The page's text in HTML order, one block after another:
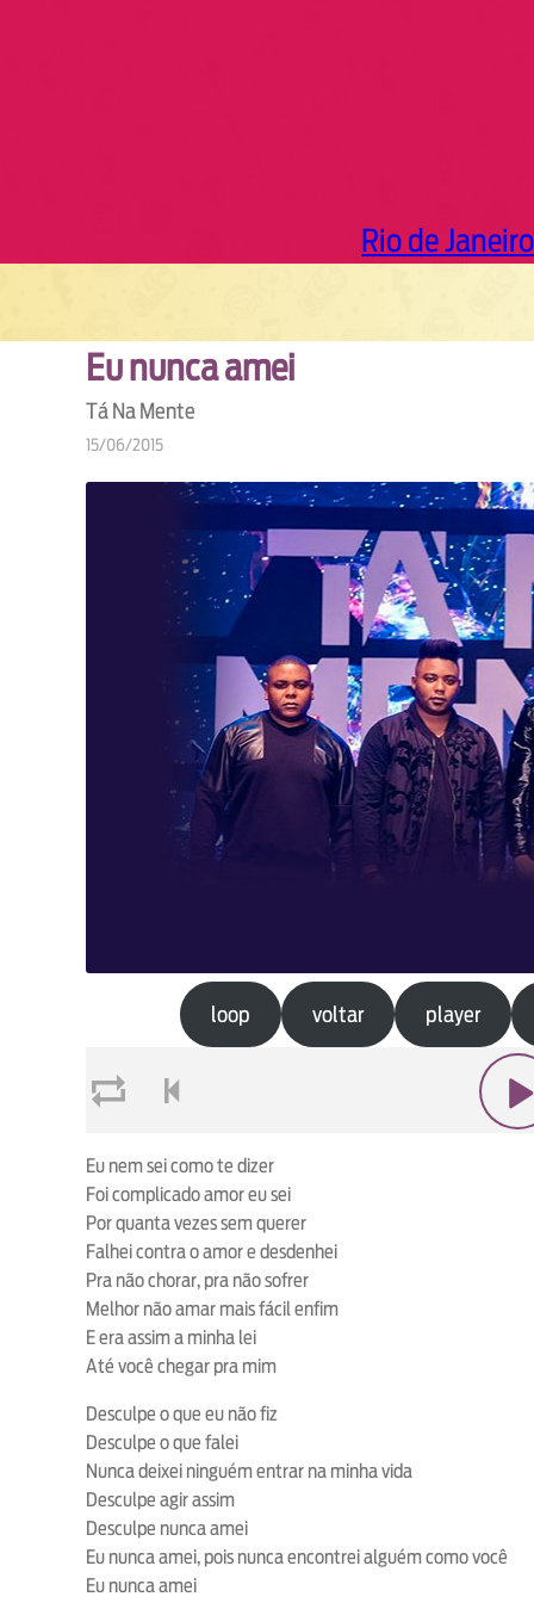
Rio de Janeiro
Eu nunca amei
Tá Na Mente
15/06/2015
loop voltar player
Eu nem sei como te dizer
Foi complicado amor eu sei
Por quanta vezes sem querer
Falhei contra o amor e desdenhei
Pra não chorar, pra não sofrer
Melhor não amar mais fácil enfim
E era assim a minha lei
Até você chegar pra mim
Desculpe o que eu não fiz
Desculpe o que falei
Nunca deixei ninguém entrar na minha vida
Desculpe agir assim
Desculpe nunca amei
Eu nunca amei, pois nunca encontrei alguém como você
Eu nunca amei